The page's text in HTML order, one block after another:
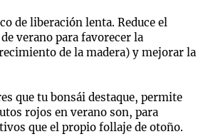
de liberación lenta. Reduce el
verano para favorecer la
de la madera) y mejorar la
que tu bonsái destaque, permite
rojos en verano son, para
que el propio follaje de otoño.